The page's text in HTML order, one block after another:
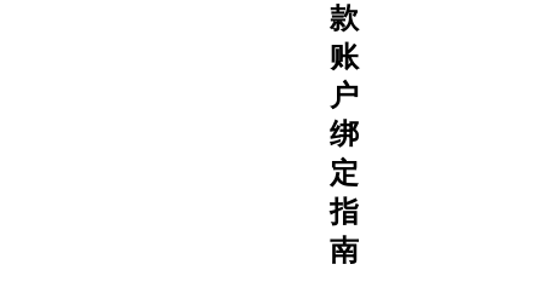
款
账
户
绑
定
指
南